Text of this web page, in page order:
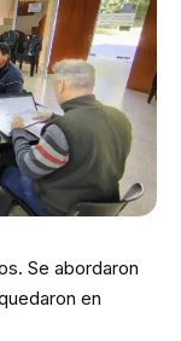
Se abordaron
en